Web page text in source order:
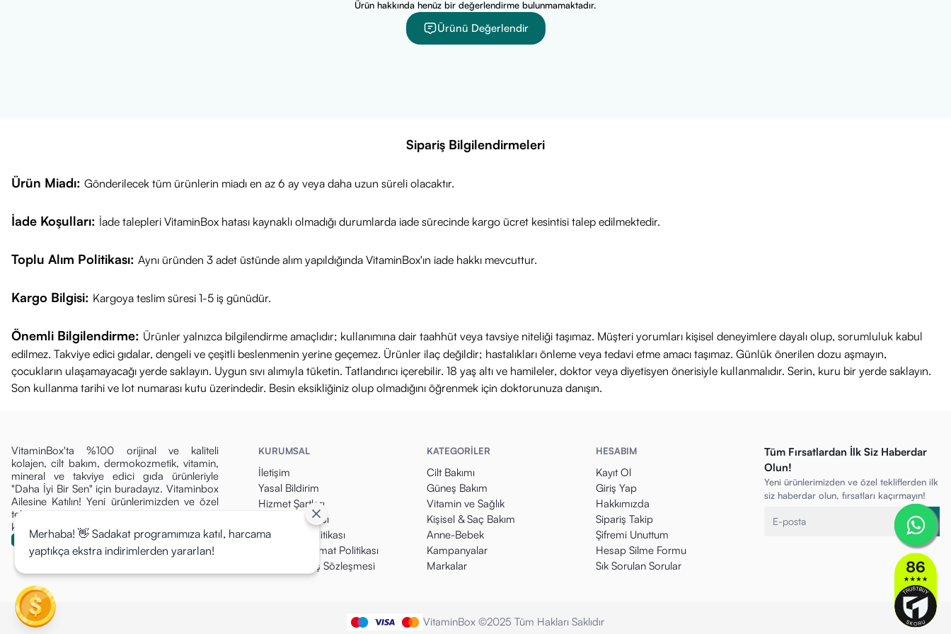
Melaleuca viridiflora
Katkısız, renklendiricisiz ve koruyucusuz formül
Ürün hakkında henüz bir değerlendirme bulunmamaktadır.
Ürünü Değerlendir
Sipariş Bilgilendirmeleri
Ürün Miadı: Gönderilecek tüm ürünlerin miadı en az 6 ay veya daha uzun süreli olacaktır.
İade Koşulları: İade talepleri VitaminBox hatası kaynaklı olmadığı durumlarda iade sürecinde kargo ücret kesintisi talep edilmektedir.
Toplu Alım Politikası: Aynı üründen 3 adet üstünde alım yapıldığında VitaminBox'ın iade hakkı mevcuttur.
Kargo Bilgisi: Kargoya teslim süresi 1-5 iş günüdür.
Önemli Bilgilendirme: Ürünler yalnızca bilgilendirme amaçlıdır; kullanımına dair taahhüt veya tavsiye niteliği taşımaz. Müşteri yorumları kişisel deneyimlere dayalı olup, sorumluluk kabul
edilmez. Takviye edici gıdalar, dengeli ve çeşitli beslenmenin yerine geçemez. Ürünler ilaç değildir; hastalıkları önleme veya tedavi etme amacı taşımaz. Günlük önerilen dozu aşmayın,
çocukların ulaşamayacağı yerde saklayın. Uygun sıvı alımıyla tüketin. Tatlandırıcı içerebilir. 18 yaş altı ve hamileler, doktor veya diyetisyen önerisiyle kullanmalıdır. Serin, kuru bir yerde saklayın.
Son kullanma tarihi ve lot numarası kutu üzerindedir. Besin eksikliğiniz olup olmadığını öğrenmek için doktorunuza danışın.
VitaminBox'ta %100 orijinal ve kaliteli
kolajen, cilt bakım, dermokozmetik, vitamin,
mineral ve takviye edici gıda ürünleriyle
"Daha İyi Bir Sen" için buradayız. Vitaminbox
Ailesine Katılın! Yeni ürünlerimizden ve özel
tekliflerden ilk siz haberdar olun, fırsatları
kaçırmayın!
KURUMSAL
İletişim
Yasal Bildirim
Hizmet Şartları
Gizlilik Politikası
Para İade Politikası
Kargo & Teslimat Politikası
Mesafeli Satış Sözleşmesi
KATEGORİLER
Cilt Bakımı
Güneş Bakım
Vitamin ve Sağlık
Kişisel & Saç Bakım
Anne-Bebek
Kampanyalar
Markalar
HESABIM
Kayıt Ol
Giriş Yap
Hakkımızda
Sipariş Takip
Şifremi Unuttum
Hesap Silme Formu
Sık Sorulan Sorular
Tüm Fırsatlardan İlk Siz Haberdar
Olun!
Yeni ürünlerimizden ve özel tekliflerden ilk
siz haberdar olun, fırsatları kaçırmayın!
VitaminBox ©2025 Tüm Hakları Saklıdır
Merhaba! 👋 Sadakat programımıza katıl, harcama
yaptıkça ekstra indirimlerden yararlan!